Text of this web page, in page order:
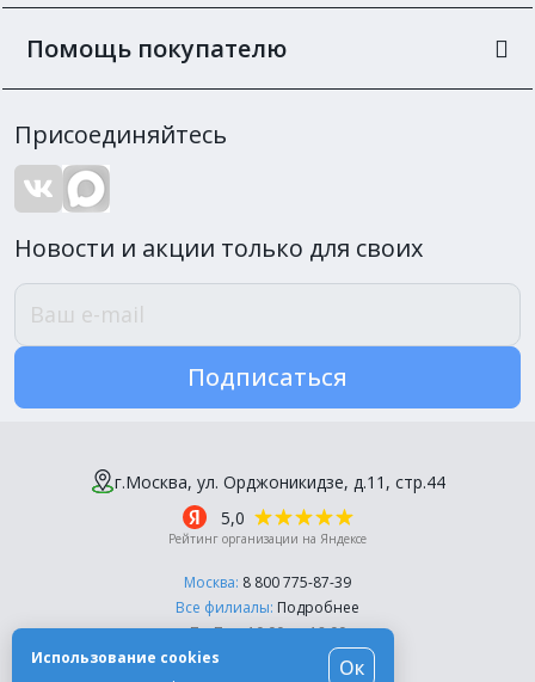
Помощь покупателю
Присоединяйтесь
Новости и акции только для своих
Подписаться
г.Москва, ул. Орджоникидзе, д.11, стр.44
5,0
Рейтинг организации на Яндексе
Москва: 8 800 775-87-39
Все филиалы: Подробнее
Пн-Пт, с 10:00 до 18:00
Использование cookies
Ок